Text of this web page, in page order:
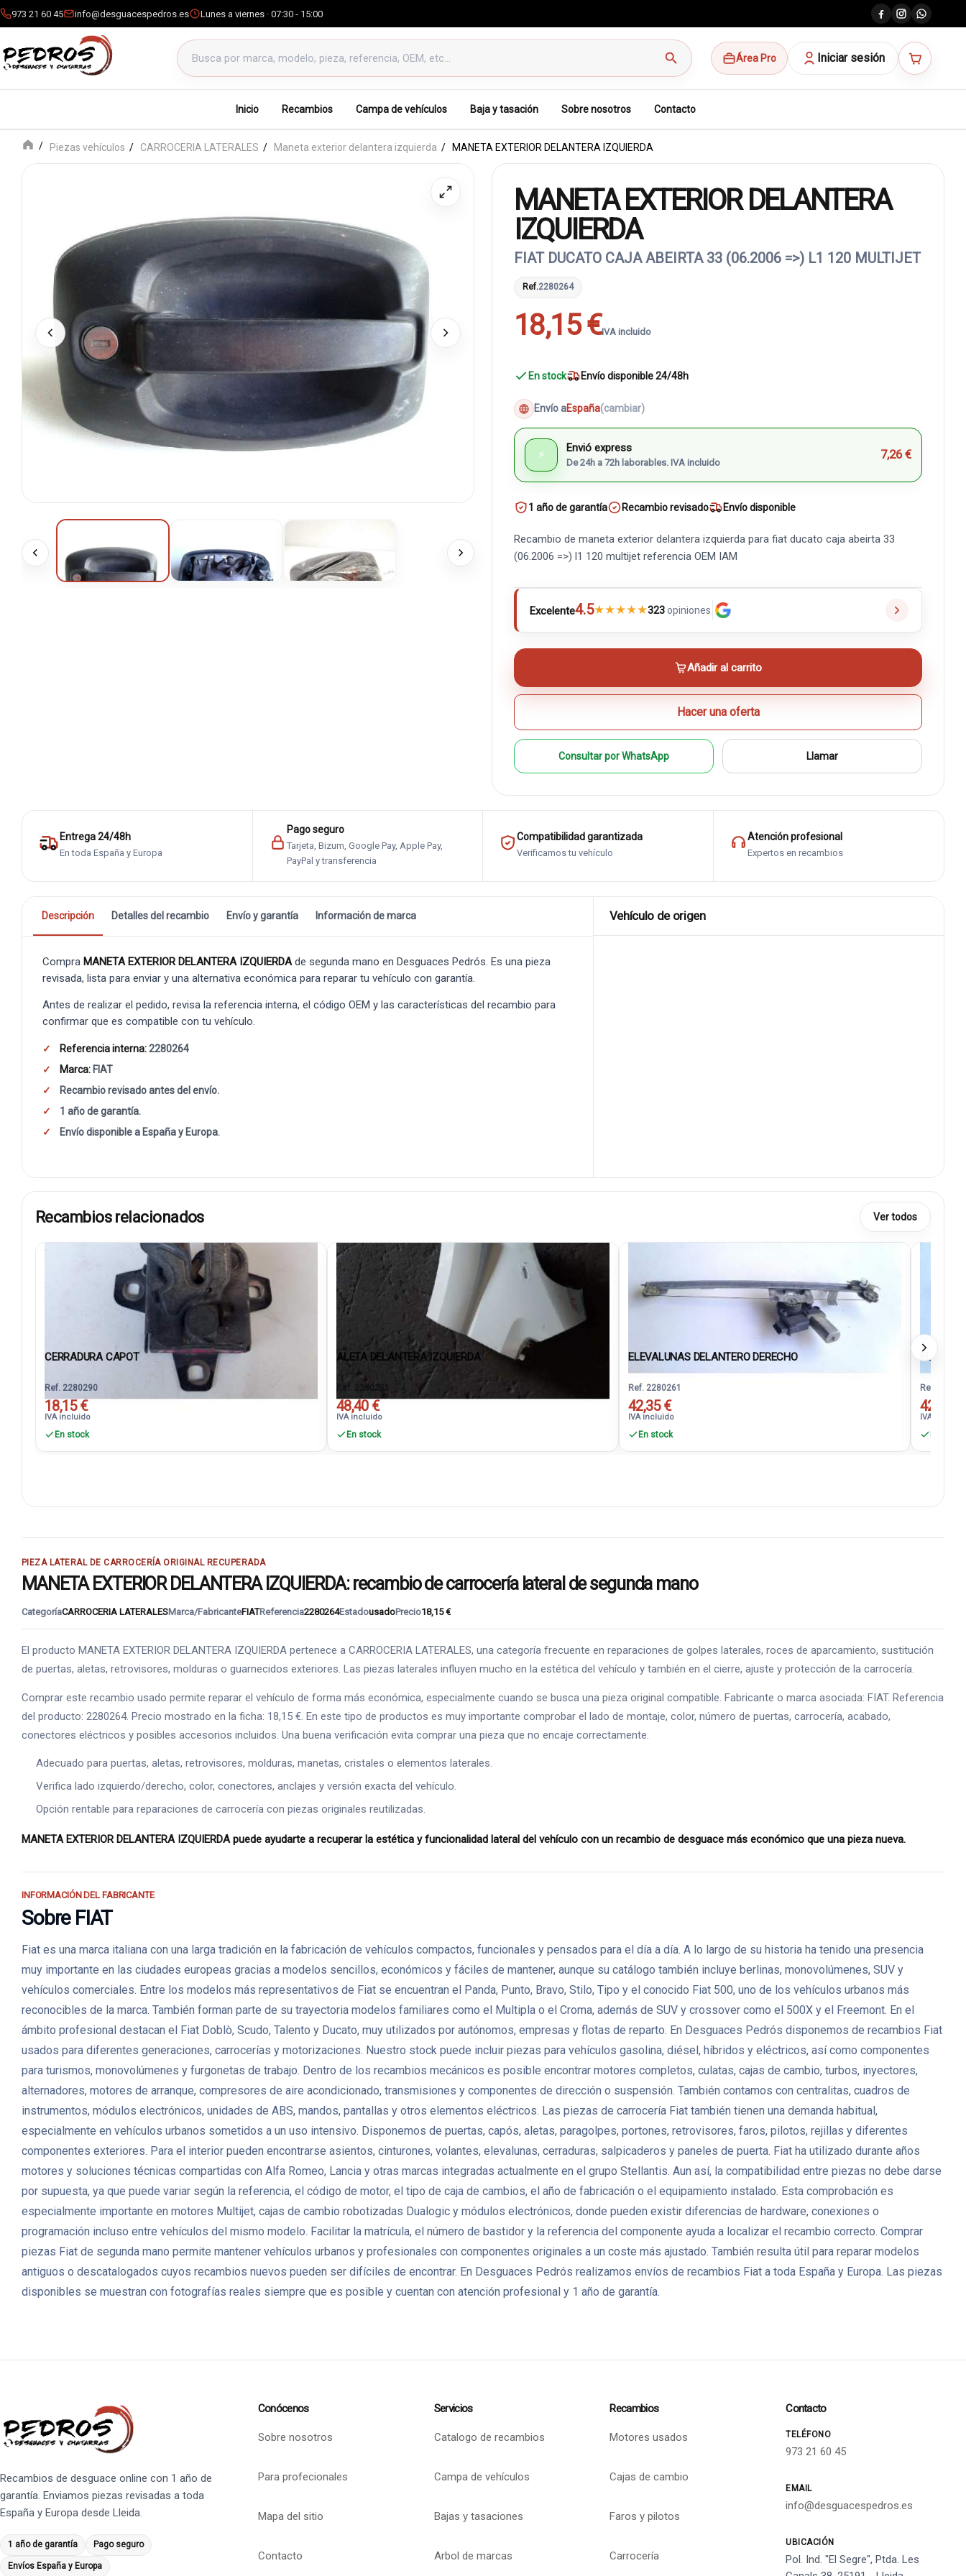
973 21 60 45 info@desguacespedros.es Lunes a viernes · 07:30 - 15:00
Buscar productos
search Área Pro Iniciar sesión
Inicio Recambios Campa de vehículos Baja y tasación Sobre nosotros Contacto
Piezas vehículos CARROCERIA LATERALES Maneta exterior delantera izquierda MANETA EXTERIOR DELANTERA IZQUIERDA
MANETA EXTERIOR DELANTERA
IZQUIERDA
FIAT DUCATO CAJA ABEIRTA 33 (06.2006 =>) L1 120 MULTIJET
Ref.2280264
18,15 €IVA incluido
En stock Envío disponible 24/48h
Envío aEspaña(cambiar)
⚡ Envió express
De 24h a 72h laborables. IVA incluido
7,26 €
1 año de garantía Recambio revisado Envío disponible
Recambio de maneta exterior delantera izquierda para fiat ducato caja abeirta 33
(06.2006 =>) l1 120 multijet referencia OEM IAM
Excelente4.5★★★★★323opiniones
Añadir al carrito
Hacer una oferta
Consultar por WhatsApp Llamar
Entrega 24/48h
En toda España y Europa
Pago seguro
Tarjeta, Bizum, Google Pay, Apple Pay,
PayPal y transferencia
Compatibilidad garantizada
Verificamos tu vehículo
Atención profesional
Expertos en recambios
Descripción Detalles del recambio Envío y garantía Información de marca
Compra MANETA EXTERIOR DELANTERA IZQUIERDA de segunda mano en Desguaces Pedrós. Es una pieza
revisada, lista para enviar y una alternativa económica para reparar tu vehículo con garantía.
Antes de realizar el pedido, revisa la referencia interna, el código OEM y las características del recambio para
confirmar que es compatible con tu vehículo.
Referencia interna:2280264
Marca: FIAT
Recambio revisado antes del envío.
1 año de garantía.
Envío disponible a España y Europa.
Vehículo de origen
Recambios relacionados Ver todos
CERRADURA CAPOT
Ref. 2280290
18,15 €
IVA incluido
En stock
ALETA DELANTERA IZQUIERDA
Ref. 2280291
48,40 €
IVA incluido
En stock
ELEVALUNAS DELANTERO DERECHO
Ref. 2280261
42,35 €
IVA incluido
En stock
Ref.
42,35 €
IVA incluido
PIEZA LATERAL DE CARROCERÍA ORIGINAL RECUPERADA
MANETA EXTERIOR DELANTERA IZQUIERDA: recambio de carrocería lateral de segunda mano
CategoríaCARROCERIA LATERALESMarca/FabricanteFIATReferencia2280264EstadousadoPrecio18,15 €
El producto MANETA EXTERIOR DELANTERA IZQUIERDA pertenece a CARROCERIA LATERALES, una categoría frecuente en reparaciones de golpes laterales, roces de aparcamiento, sustitución
de puertas, aletas, retrovisores, molduras o guarnecidos exteriores. Las piezas laterales influyen mucho en la estética del vehículo y también en el cierre, ajuste y protección de la carrocería.
Comprar este recambio usado permite reparar el vehículo de forma más económica, especialmente cuando se busca una pieza original compatible. Fabricante o marca asociada: FIAT. Referencia
del producto: 2280264. Precio mostrado en la ficha: 18,15 €. En este tipo de productos es muy importante comprobar el lado de montaje, color, número de puertas, carrocería, acabado,
conectores eléctricos y posibles accesorios incluidos. Una buena verificación evita comprar una pieza que no encaje correctamente.
Adecuado para puertas, aletas, retrovisores, molduras, manetas, cristales o elementos laterales.
Verifica lado izquierdo/derecho, color, conectores, anclajes y versión exacta del vehículo.
Opción rentable para reparaciones de carrocería con piezas originales reutilizadas.
MANETA EXTERIOR DELANTERA IZQUIERDA puede ayudarte a recuperar la estética y funcionalidad lateral del vehículo con un recambio de desguace más económico que una pieza nueva.
INFORMACIÓN DEL FABRICANTE
Sobre FIAT
Fiat es una marca italiana con una larga tradición en la fabricación de vehículos compactos, funcionales y pensados para el día a día. A lo largo de su historia ha tenido una presencia
muy importante en las ciudades europeas gracias a modelos sencillos, económicos y fáciles de mantener, aunque su catálogo también incluye berlinas, monovolúmenes, SUV y
vehículos comerciales. Entre los modelos más representativos de Fiat se encuentran el Panda, Punto, Bravo, Stilo, Tipo y el conocido Fiat 500, uno de los vehículos urbanos más
reconocibles de la marca. También forman parte de su trayectoria modelos familiares como el Multipla o el Croma, además de SUV y crossover como el 500X y el Freemont. En el
ámbito profesional destacan el Fiat Doblò, Scudo, Talento y Ducato, muy utilizados por autónomos, empresas y flotas de reparto. En Desguaces Pedrós disponemos de recambios Fiat
usados para diferentes generaciones, carrocerías y motorizaciones. Nuestro stock puede incluir piezas para vehículos gasolina, diésel, híbridos y eléctricos, así como componentes
para turismos, monovolúmenes y furgonetas de trabajo. Dentro de los recambios mecánicos es posible encontrar motores completos, culatas, cajas de cambio, turbos, inyectores,
alternadores, motores de arranque, compresores de aire acondicionado, transmisiones y componentes de dirección o suspensión. También contamos con centralitas, cuadros de
instrumentos, módulos electrónicos, unidades de ABS, mandos, pantallas y otros elementos eléctricos. Las piezas de carrocería Fiat también tienen una demanda habitual,
especialmente en vehículos urbanos sometidos a un uso intensivo. Disponemos de puertas, capós, aletas, paragolpes, portones, retrovisores, faros, pilotos, rejillas y diferentes
componentes exteriores. Para el interior pueden encontrarse asientos, cinturones, volantes, elevalunas, cerraduras, salpicaderos y paneles de puerta. Fiat ha utilizado durante años
motores y soluciones técnicas compartidas con Alfa Romeo, Lancia y otras marcas integradas actualmente en el grupo Stellantis. Aun así, la compatibilidad entre piezas no debe darse
por supuesta, ya que puede variar según la referencia, el código de motor, el tipo de caja de cambios, el año de fabricación o el equipamiento instalado. Esta comprobación es
especialmente importante en motores Multijet, cajas de cambio robotizadas Dualogic y módulos electrónicos, donde pueden existir diferencias de hardware, conexiones o
programación incluso entre vehículos del mismo modelo. Facilitar la matrícula, el número de bastidor y la referencia del componente ayuda a localizar el recambio correcto. Comprar
piezas Fiat de segunda mano permite mantener vehículos urbanos y profesionales con componentes originales a un coste más ajustado. También resulta útil para reparar modelos
antiguos o descatalogados cuyos recambios nuevos pueden ser difíciles de encontrar. En Desguaces Pedrós realizamos envíos de recambios Fiat a toda España y Europa. Las piezas
disponibles se muestran con fotografías reales siempre que es posible y cuentan con atención profesional y 1 año de garantía.
Recambios de desguace online con 1 año de
garantía. Enviamos piezas revisadas a toda
España y Europa desde Lleida.
1 año de garantía Pago seguro
Envíos España y Europa
Conócenos
Sobre nosotros
Para profecionales
Mapa del sitio
Contacto
Servicios
Catalogo de recambios
Campa de vehículos
Bajas y tasaciones
Arbol de marcas
Recambios
Motores usados
Cajas de cambio
Faros y pilotos
Carrocería
Contacto
TELÉFONO
973 21 60 45
EMAIL
info@desguacespedros.es
UBICACIÓN
Pol. Ind. "El Segre", Ptda. Les